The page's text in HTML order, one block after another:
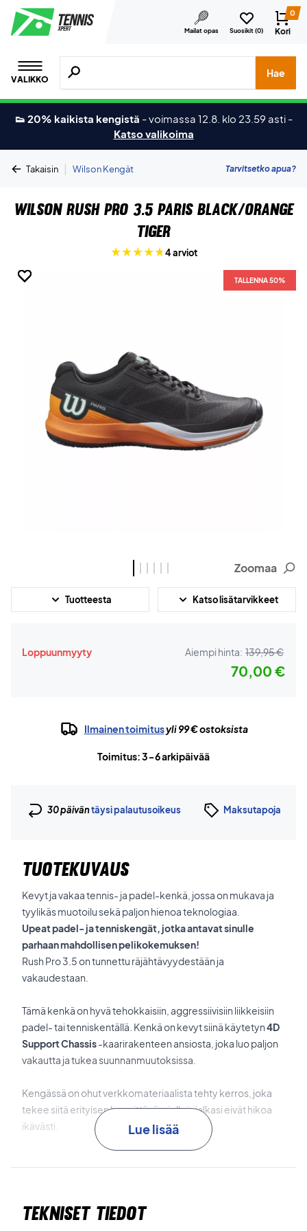
Mailat opas Suosikit (0)
0
Kori
VALIKKO
Hae tuotteita, merkkejä jne.
Hae
👟 20% kaikista kengistä -voimassa 12.8. klo 23.59 asti -
Katso valikoima
Takaisin | Wilson Kengät Tarvitsetko apua?
Wilson Rush Pro 3.5 Paris Black/Orange
Tiger
4 arviot
TALLENNA 50%
TALLENNA 50%
TALLENNA 50%
TALLENNA 50%
TALLENNA 50%
TALLENNA 50%
Zoomaa
Tuotteesta Katso lisätarvikkeet
Loppuunmyyty Aiempi hinta: 139,95 €
70,00 €
Ilmainen toimitusyli 99 € ostoksista
Toimitus: 3-6 arkipäivää
30 päiväntäysi palautusoikeus Maksutapoja
TUOTEKUVAUS
Kevyt ja vakaa tennis- ja padel-kenkä, jossa on mukava ja
tyylikäs muotoilu sekä paljon hienoa teknologiaa.
Upeat padel- ja tenniskengät, jotka antavat sinulle
parhaan mahdollisen pelikokemuksen!
Rush Pro 3.5 on tunnettu räjähtävyydestään ja
vakaudestaan.
Tämä kenkä on hyvä tehokkaisiin, aggressiivisiin liikkeisiin
padel- tai tenniskentällä. Kenkä on kevyt siinä käytetyn4D
Support Chassis-kaarirakenteen ansiosta, joka luo paljon
vakautta ja tukea suunnanmuutoksissa.
Kengässä on ohut verkkomateriaalista tehty kerros, joka
tekee siitä erityisen hengittävän, jolloin jalkasi eivät hikoa
ikävästi.
Rubber Medial Drag Padtarjoaa hyvän kestävyyden ja
Lue lisää
Tekniset tiedot